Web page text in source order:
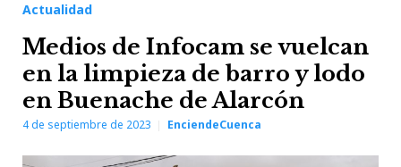
Actualidad
Medios de Infocam se vuelcan
en la limpieza de barro y lodo
en Buenache de Alarcón
4 de septiembre de 2023 EnciendeCuenca